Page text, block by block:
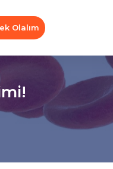
Olalım